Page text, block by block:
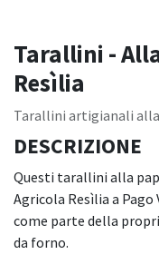
Tarallini -
Resìlia
Tarallini artigianali alla
DESCRIZIONE
Questi tarallini alla
Agricola Resìlia a
come parte della
da forno.